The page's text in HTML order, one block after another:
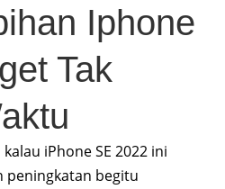
Iphone
Tak
iPhone SE 2022 ini
peningkatan begitu